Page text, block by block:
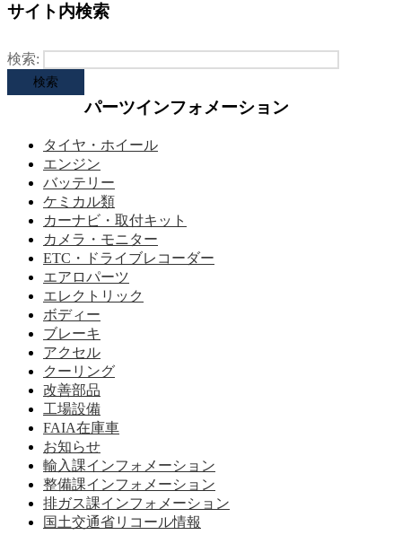
サイト内検索
検索:
パーツインフォメーション
タイヤ・ホイール
エンジン
バッテリー
ケミカル類
カーナビ・取付キット
カメラ・モニター
ETC・ドライブレコーダー
エアロパーツ
エレクトリック
ボディー
ブレーキ
アクセル
クーリング
改善部品
工場設備
FAIA在庫車
お知らせ
輸入課インフォメーション
整備課インフォメーション
排ガス課インフォメーション
国土交通省リコール情報